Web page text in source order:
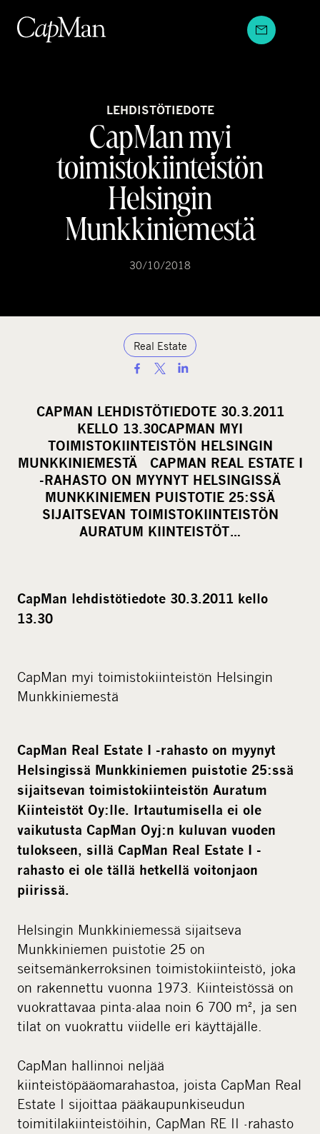
sisältöön
LEHDISTÖTIEDOTE
CapMan myi
toimistokiinteistön
Helsingin
Munkkiniemestä
30/10/2018
Real Estate
a
r
e
o
n
s
c
l
i
CAPMAN LEHDISTÖTIEDOTE 30.3.2011
KELLO 13.30CAPMAN MYI
TOIMISTOKIINTEISTÖN HELSINGIN
MUNKKINIEMESTÄ CAPMAN REAL ESTATE I
-RAHASTO ON MYYNYT HELSINGISSÄ
MUNKKINIEMEN PUISTOTIE 25:SSÄ
SIJAITSEVAN TOIMISTOKIINTEISTÖN
AURATUM KIINTEISTÖT…
CapMan lehdistötiedote 30.3.2011 kello
13.30
CapMan myi toimistokiinteistön Helsingin
Munkkiniemestä
CapMan Real Estate I -rahasto on myynyt
Helsingissä Munkkiniemen puistotie 25:ssä
sijaitsevan toimistokiinteistön Auratum
Kiinteistöt Oy:lle. Irtautumisella ei ole
vaikutusta CapMan Oyj:n kuluvan vuoden
tulokseen, sillä CapMan Real Estate I -
rahasto ei ole tällä hetkellä voitonjaon
piirissä.
Helsingin Munkkiniemessä sijaitseva
Munkkiniemen puistotie 25 on
seitsemänkerroksinen toimistokiinteistö, joka
on rakennettu vuonna 1973. Kiinteistössä on
vuokrattavaa pinta-alaa noin 6 700 m², ja sen
tilat on vuokrattu viidelle eri käyttäjälle.
CapMan hallinnoi neljää
kiinteistöpääomarahastoa, joista CapMan Real
Estate I sijoittaa pääkaupunkiseudun
toimitilakiinteistöihin, CapMan RE II -rahasto